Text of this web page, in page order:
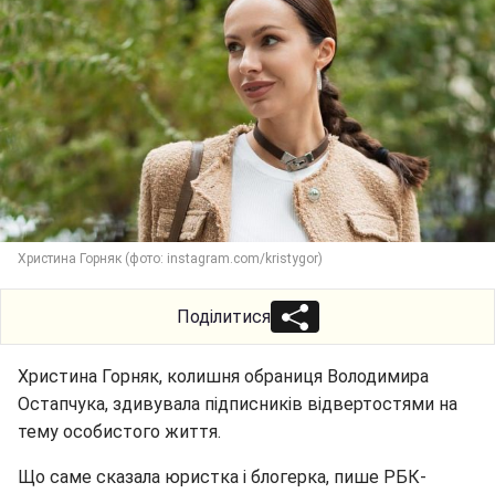
Христина Горняк (фото: instagram.com/kristygor)
Поділитися
Христина Горняк, колишня обраниця Володимира
Остапчука, здивувала підписників відвертостями на
тему особистого життя.
Що саме сказала юристка і блогерка, пише РБК-